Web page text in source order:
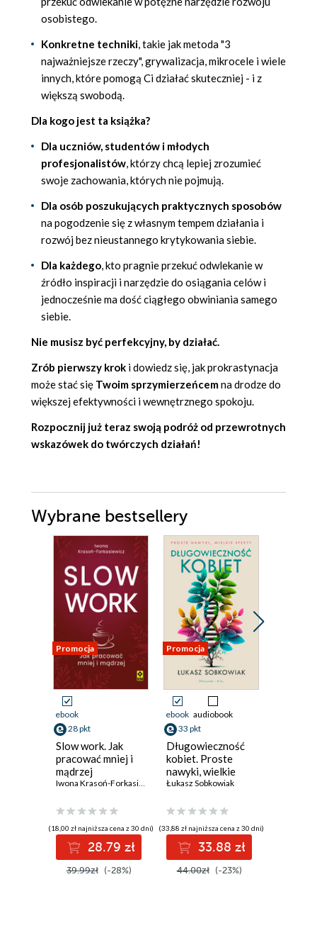
osobistego.
Konkretne techniki, takie jak metoda "3
najważniejsze rzeczy", grywalizacja, mikrocele i wiele
innych, które pomogą Ci działać skuteczniej - i z
większą swobodą.
Dla kogo jest ta książka?
Dla uczniów, studentów i młodych
profesjonalistów, którzy chcą lepiej zrozumieć
swoje zachowania, których nie pojmują.
Dla osób poszukujących praktycznych sposobów
na pogodzenie się z własnym tempem działania i
rozwój bez nieustannego krytykowania siebie.
Dla każdego, kto pragnie przekuć odwlekanie w
źródło inspiracji i narzędzie do osiągania celów i
jednocześnie ma dość ciągłego obwiniania samego
siebie.
Nie musisz być perfekcyjny, by działać.
Zrób pierwszy krok i dowiedz się, jak prokrastynacja
może stać się Twoim sprzymierzeńcemna drodze do
większej efektywności i wewnętrznego spokoju.
Rozpocznij już teraz swoją podróż od przewrotnych
wskazówek do twórczych działań!
Wybrane bestsellery
Promocja
ebook
28 pkt
Slow work. Jak
pracować mniej i
mądrzej
Iwona Krasoń-Forkasiewicz
(18,00 zł najniższa cena z 30 dni)
28.79 zł
39.99zł (-28%)
Promocja
ebook audiobook
33 pkt
Długowieczność
kobiet. Proste
nawyki, wielkie
efekty
Łukasz Sobkowiak
(33,88 zł najniższa cena z 30 dni)
33.88 zł
44.00zł (-23%)